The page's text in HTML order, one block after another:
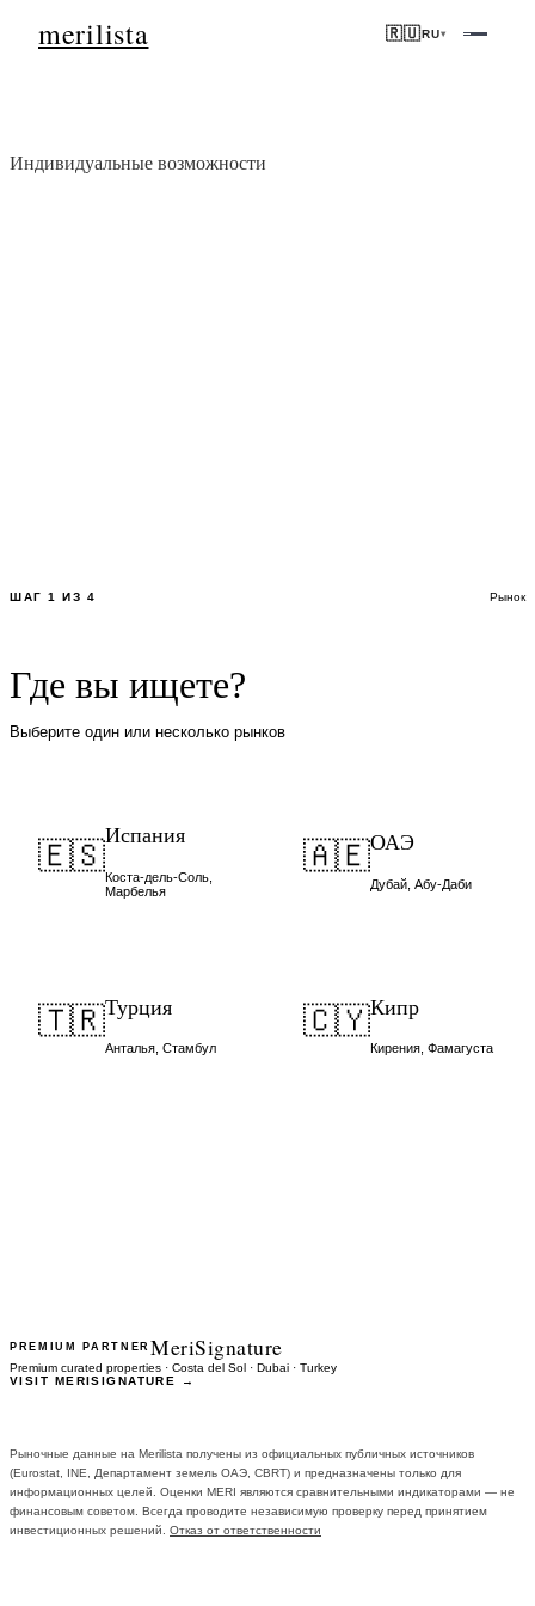
merilista 🇷🇺RU▾
Индивидуальные возможности
ШАГ 1 ИЗ 4 Рынок
Где вы ищете?
Выберите один или несколько рынков
🇪🇸
Испания
Коста-дель-Соль,
Марбелья
🇦🇪ОАЭ
Дубай, Абу-Даби
🇹🇷Турция
Анталья, Стамбул
🇨🇾Кипр
Кирения, Фамагуста
PREMIUM PARTNER MeriSignature
Premium curated properties · Costa del Sol · Dubai · Turkey
VISIT MERISIGNATURE →
Рыночные данные на Merilista получены из официальных публичных источников
(Eurostat, INE, Департамент земель ОАЭ, CBRT) и предназначены только для
информационных целей. Оценки MERI являются сравнительными индикаторами — не
финансовым советом. Всегда проводите независимую проверку перед принятием
инвестиционных решений. Отказ от ответственности